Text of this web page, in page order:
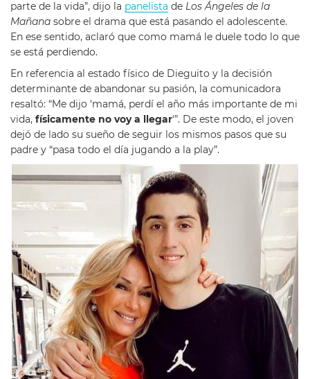
parte de la vida”, dijo la panelista de Los Ángeles de la
Mañana sobre el drama que está pasando el adolescente.
En ese sentido, aclaró que como mamá le duele todo lo que
se está perdiendo.
En referencia al estado físico de Dieguito y la decisión
determinante de abandonar su pasión, la comunicadora
resaltó: “Me dijo ‘mamá, perdí el año más importante de mi
vida, físicamente no voy a llegar‘”. De este modo, el joven
dejó de lado su sueño de seguir los mismos pasos que su
padre y “pasa todo el día jugando a la play”.